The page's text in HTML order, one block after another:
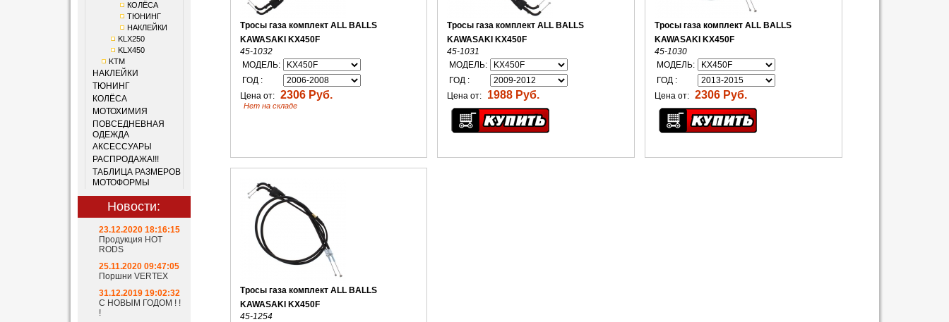
КОЛЁСА
ТЮНИНГ
НАКЛЕЙКИ
KLX250
KLX450
KTM
НАКЛЕЙКИ
ТЮНИНГ
КОЛЁСА
МОТОХИМИЯ
ПОВСЕДНЕВНАЯ
ОДЕЖДА
АКСЕССУАРЫ
РАСПРОДАЖА!!!
ТАБЛИЦА РАЗМЕРОВ
МОТОФОРМЫ
Новости:
23.12.2020 18:16:15
Продукция HOT
RODS
25.11.2020 09:47:05
Поршни VERTEX
31.12.2019 19:02:32
С НОВЫМ ГОДОМ ! !
!
Тросы газа комплект ALL BALLS
KAWASAKI KX450F
45-1032
МОДЕЛЬ:
ГОД :
Цена от: 2306 Руб.
Нет на складе
Тросы газа комплект ALL BALLS
KAWASAKI KX450F
45-1031
МОДЕЛЬ:
ГОД :
Цена от:
1988 Руб.
Тросы газа комплект ALL BALLS
KAWASAKI KX450F
45-1030
МОДЕЛЬ:
ГОД :
Цена от: 2306 Руб.
Тросы газа комплект ALL BALLS
KAWASAKI KX450F
45-1254